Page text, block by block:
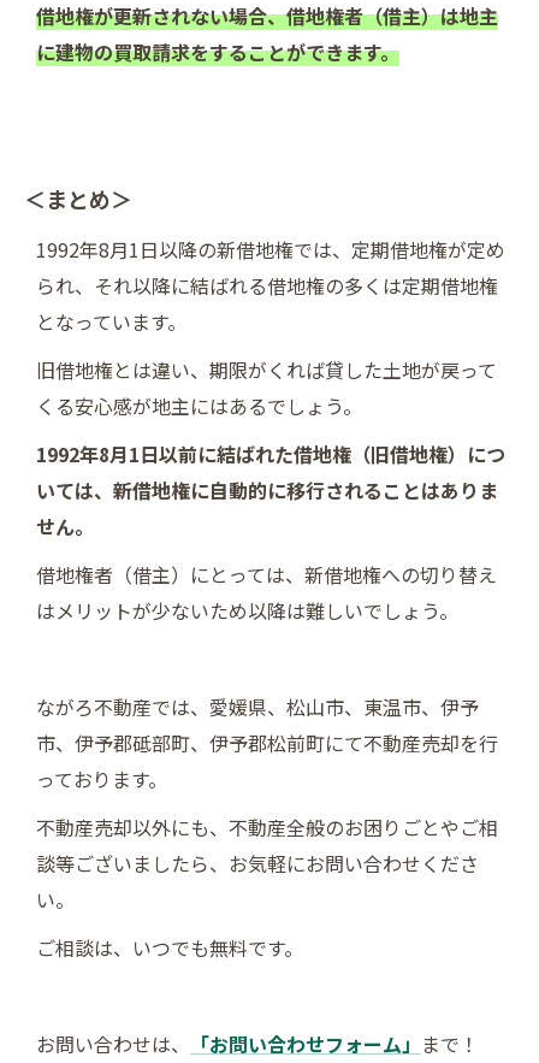
借地権が更新されない場合、借地権者（借主）は地主
に建物の買取請求をすることができます。
＜まとめ＞
1992年8月1日以降の新借地権では、定期借地権が定め
られ、それ以降に結ばれる借地権の多くは定期借地権
となっています。
旧借地権とは違い、期限がくれば貸した土地が戻って
くる安心感が地主にはあるでしょう。
1992年8月1日以前に結ばれた借地権（旧借地権）につ
いては、新借地権に自動的に移行されることはありま
せん。
借地権者（借主）にとっては、新借地権への切り替え
はメリットが少ないため以降は難しいでしょう。
ながろ不動産では、愛媛県、松山市、東温市、伊予
市、伊予郡砥部町、伊予郡松前町にて不動産売却を行
っております。
不動産売却以外にも、不動産全般のお困りごとやご相
談等ございましたら、お気軽にお問い合わせくださ
い。
ご相談は、いつでも無料です。
お問い合わせは、 「お問い合わせフォーム」 まで！